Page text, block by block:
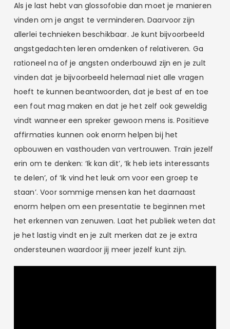
Als je last hebt van glossofobie dan moet je manieren
vinden om je angst te verminderen. Daarvoor zijn
allerlei technieken beschikbaar. Je kunt bijvoorbeeld
angstgedachten leren omdenken of relativeren. Ga
rationeel na of je angsten onderbouwd zijn en je zult
vinden dat je bijvoorbeeld helemaal niet alle vragen
hoeft te kunnen beantwoorden, dat je best af en toe
een fout mag maken en dat je het zelf ook geweldig
vindt wanneer een spreker gewoon mens is. Positieve
affirmaties kunnen ook enorm helpen bij het
opbouwen en vasthouden van vertrouwen. Train jezelf
erin om te denken: ‘Ik kan dit’, ‘Ik heb iets interessants
te delen’, of ‘Ik vind het leuk om voor een groep te
staan’. Voor sommige mensen kan het daarnaast
enorm helpen om een presentatie te beginnen met
het erkennen van zenuwen. Laat het publiek weten dat
je het lastig vindt en je zult merken dat ze je extra
ondersteunen waardoor jij meer jezelf kunt zijn.